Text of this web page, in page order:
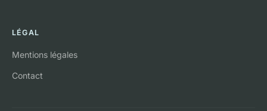
LÉGAL
Mentions légales
Contact